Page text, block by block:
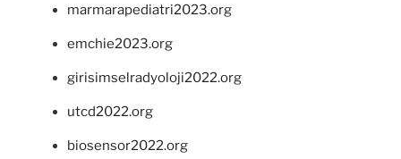
marmarapediatri2023.org
emchie2023.org
girisimselradyoloji2022.org
utcd2022.org
biosensor2022.org